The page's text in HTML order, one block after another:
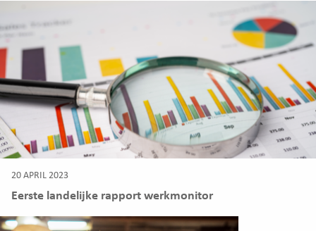
20 APRIL 2023
Eerste landelijke rapport werkmonitor